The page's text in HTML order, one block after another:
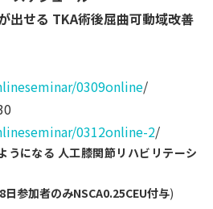
出せる TKA術後屈曲可動域改善
nar/0309online/
nar/0312online-2/
うになる 人工膝関節リハビリテーシ
参加者のみNSCA0.25CEU付与)